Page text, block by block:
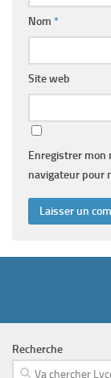
Nom *
Site web
Enregistrer mon
navigateur pour
Recherche